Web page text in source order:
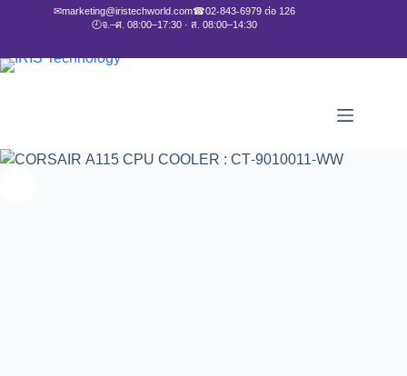
✉marketing@iristechworld.com☎02-843-6979 ต่อ 126
🕘จ.–ศ. 08:00–17:30 · ส. 08:00–14:30